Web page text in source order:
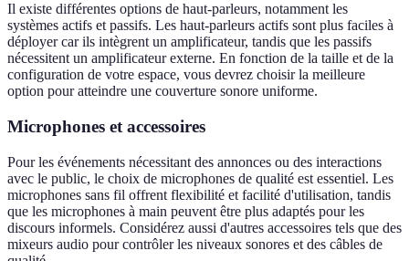
Il existe différentes options de haut-parleurs, notamment les
systèmes actifs et passifs. Les haut-parleurs actifs sont plus faciles à
déployer car ils intègrent un amplificateur, tandis que les passifs
nécessitent un amplificateur externe. En fonction de la taille et de la
configuration de votre espace, vous devrez choisir la meilleure
option pour atteindre une couverture sonore uniforme.
Microphones et accessoires
Pour les événements nécessitant des annonces ou des interactions
avec le public, le choix de microphones de qualité est essentiel. Les
microphones sans fil offrent flexibilité et facilité d'utilisation, tandis
que les microphones à main peuvent être plus adaptés pour les
discours informels. Considérez aussi d'autres accessoires tels que des
mixeurs audio pour contrôler les niveaux sonores et des câbles de